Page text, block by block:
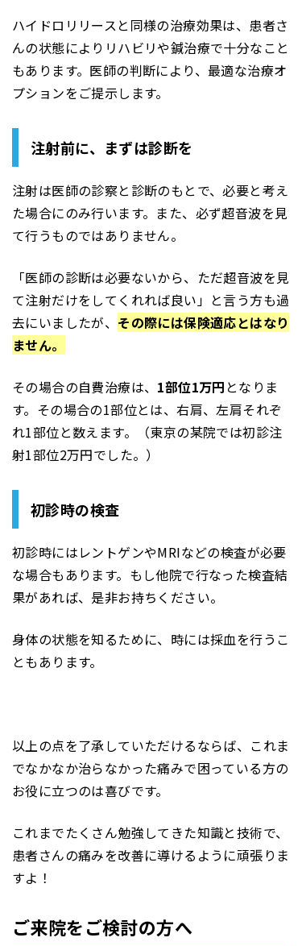
ハイドロリリースと同様の治療効果は、患者さ
んの状態によりリハビリや鍼治療で十分なこと
もあります。医師の判断により、最適な治療オ
プションをご提示します。
注射前に、まずは診断を
注射は医師の診察と診断のもとで、必要と考え
た場合にのみ行います。また、必ず超音波を見
て行うものではありません。
「医師の診断は必要ないから、ただ超音波を見
て注射だけをしてくれれば良い」と言う方も過
去にいましたが、 その際には保険適応とはなり
ません。
その場合の自費治療は、 1部位1万円 となりま
す。その場合の1部位とは、右肩、左肩それぞ
れ1部位と数えます。（東京の某院では初診注
射1部位2万円でした。）
初診時の検査
初診時にはレントゲンやMRIなどの検査が必要
な場合もあります。もし他院で行なった検査結
果があれば、是非お持ちください。
身体の状態を知るために、時には採血を行うこ
ともあります。
以上の点を了承していただけるならば、これま
でなかなか治らなかった痛みで困っている方の
お役に立つのは喜びです。
これまでたくさん勉強してきた知識と技術で、
患者さんの痛みを改善に導けるように頑張りま
すよ！
ご来院をご検討の方へ